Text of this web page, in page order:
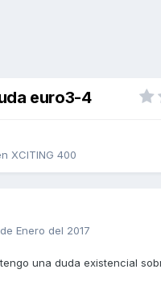
euro3-4
XCITING 400
Enero del 2017
una duda existencial